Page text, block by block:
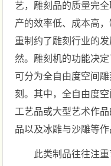
艺，雕刻品的质量完
产的效率低、成本高
重制约了雕刻行业的
然。雕刻机的功能决
可分为全自由度空间
刻。其中，全自由度
工艺品或大型艺术作
品以及冰雕与沙雕等作
此类制品往往注